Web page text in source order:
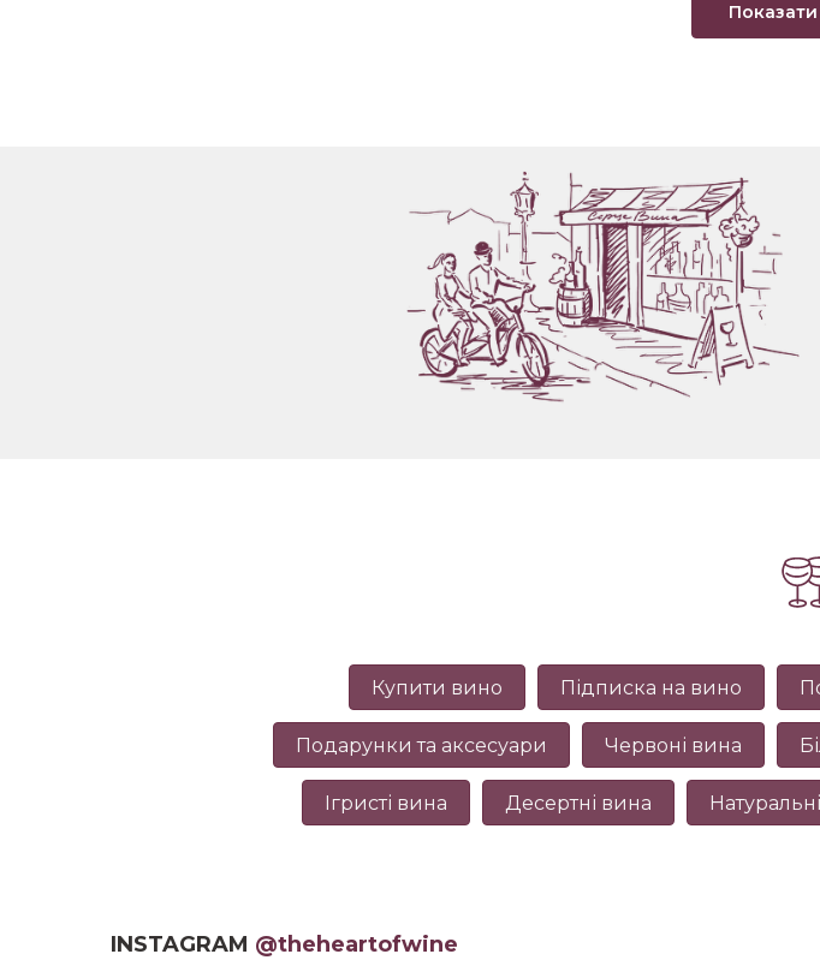
Купити вино Підписка на вино
Подарунки та аксесуари Червоні вина
Ігристі вина Десертні вина
INSTAGRAM @theheartofwine